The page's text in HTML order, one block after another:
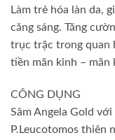
Làm trẻ hóa làn da,
căng sáng. Tăng
trục trặc trong quan
tiền mãn kinh – mãn
CÔNG DỤNG
Sâm Angela Gold
P.Leucotomos thiên